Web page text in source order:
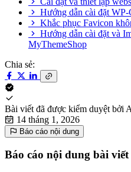
Hướng dẫn cài đặt
Khắc phục Favicon
Hướng dẫn cài đặt và
MyThemeShop
Chia sẻ:
Bài viết đã được kiểm duyệt bởi
14 tháng 1, 2026
Báo cáo nội dung
Báo cáo nội dung bài viết